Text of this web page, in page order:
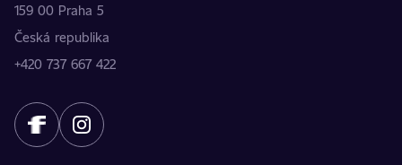
159 00 Praha 5
Česká republika
+420 737 667 422